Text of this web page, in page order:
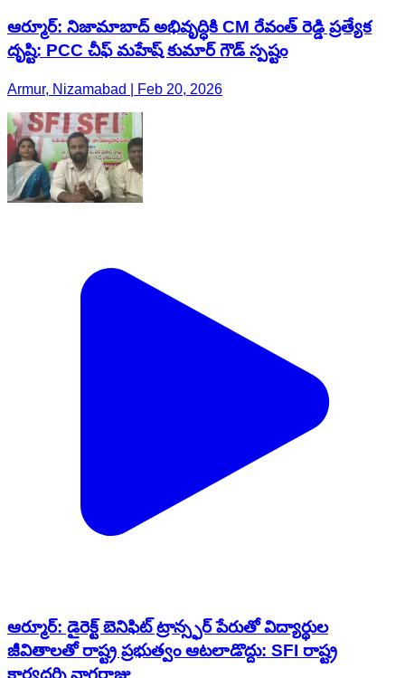
ఆర్మూర్: నిజామాబాద్ అభివృద్ధికి CM రేవంత్ రెడ్డి ప్రత్యేక
దృష్టి: PCC చీఫ్ మహేష్ కుమార్ గౌడ్ స్పష్టం
Armur, Nizamabad | Feb 20, 2026
ఆర్మూర్: డైరెక్ట్ బెనిఫిట్ ట్రాన్స్ఫర్ పేరుతో విద్యార్థుల
జీవితాలతో రాష్ట్ర ప్రభుత్వం ఆటలాడొద్దు: SFI రాష్ట్ర
కార్యదర్శి నాగరాజు